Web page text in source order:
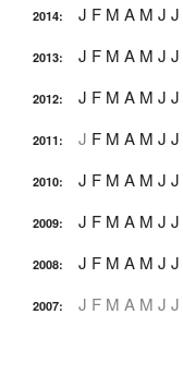
2014: J F M A M J J
2013: J F M A M J J
2012: J F M A M J J
2011: J F M A M J J
2010: J F M A M J J
2009: J F M A M J J
2008: J F M A M J J
2007: J F M A M J J